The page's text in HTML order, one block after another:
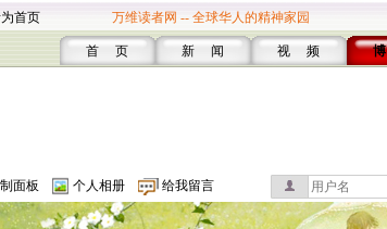
首页 万维读者网 -- 全球华人的精神家园
首 页 新 闻 视 频
面板 个人相册 给我留言